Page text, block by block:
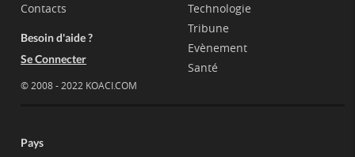
Contacts
Besoin d'aide ?
Se Connecter
© 2008 - 2022 KOACI.COM
Technologie
Tribune
Evènement
Santé
Pays